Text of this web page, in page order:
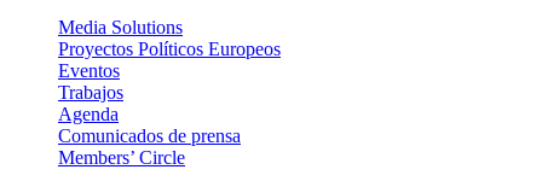
Media Solutions
Proyectos Políticos Europeos
Eventos
Trabajos
Agenda
Comunicados de prensa
Members’ Circle